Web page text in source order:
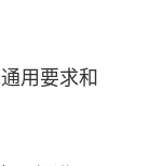
用要求和